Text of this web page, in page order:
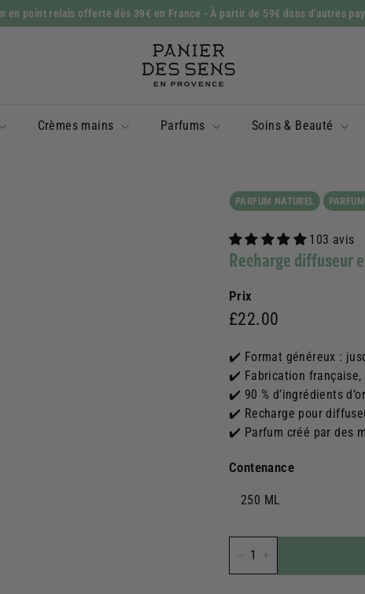
Diaporama
Pause
en point relais offerte dès 39€ en France - À partir de 59€ dans d'autres
P
a
n
e
Crèmes mains Parfums Soins & Beauté
PARFUM NATUREL
103 avis
Recharge diffuseur
Prix
Prix
£22.00
✔️ Format généreux :
✔️ Fabrication française,
✔️ 90 % d’ingrédients
✔️ Recharge pour
✔️ Parfum créé par des
Contenance
250 ML